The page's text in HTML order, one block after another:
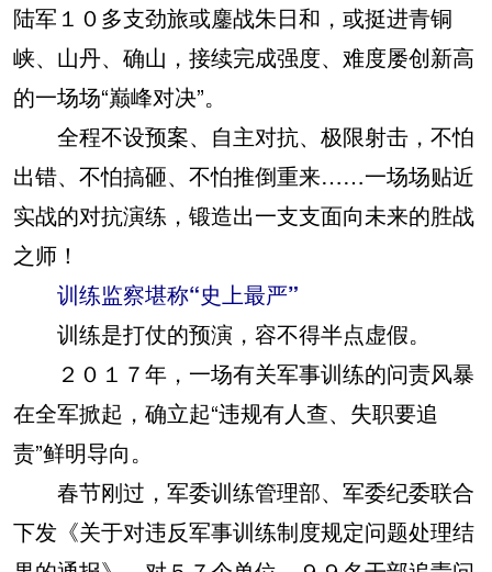
陆军１０多支劲旅或鏖战朱日和，或挺进青铜
峡、山丹、确山，接续完成强度、难度屡创新高
的一场场“巅峰对决”。
全程不设预案、自主对抗、极限射击，不怕
出错、不怕搞砸、不怕推倒重来……一场场贴近
实战的对抗演练，锻造出一支支面向未来的胜战
之师！
训练监察堪称“史上最严”
训练是打仗的预演，容不得半点虚假。
２０１７年，一场有关军事训练的问责风暴
在全军掀起，确立起“违规有人查、失职要追
责”鲜明导向。
春节刚过，军委训练管理部、军委纪委联合
下发《关于对违反军事训练制度规定问题处理结